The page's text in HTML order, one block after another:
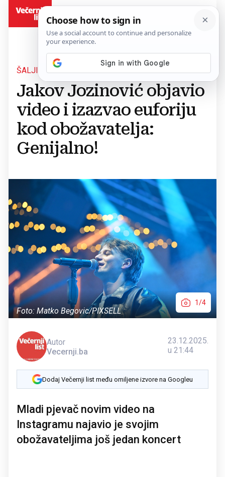
ŠALJIVI VIDEO
Jakov Jozinović objavio
video i izazvao euforiju
kod obožavatelja:
Genijalno!
Foto: Matko Begovic/PIXSELL
1/4
Autor
Vecernji.ba
23.12.2025.
u 21:44
Dodaj Večernji list među omiljene izvore na Googleu
Mladi pjevač novim video na
Instagramu najavio je svojim
obožavateljima još jedan koncert